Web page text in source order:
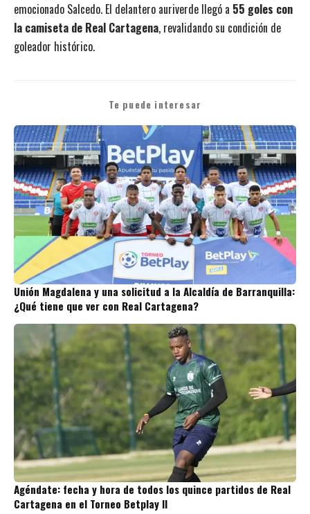
emocionado Salcedo. El delantero auriverde llegó a 55 goles con
la camiseta de Real Cartagena, revalidando su condición de
goleador histórico.
Te puede interesar
Unión Magdalena y una solicitud a la Alcaldía de Barranquilla:
¿Qué tiene que ver con Real Cartagena?
Agéndate: fecha y hora de todos los quince partidos de Real
Cartagena en el Torneo Betplay II